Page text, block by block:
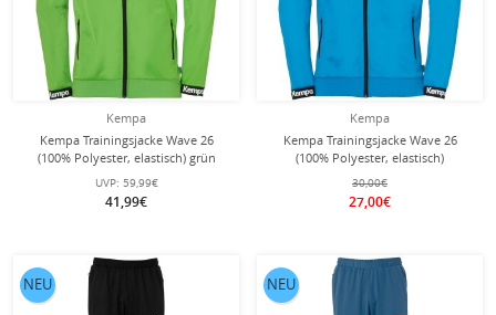
Kempa
Kempa Trainingsjacke Wave 26
(100% Polyester, elastisch) grün
Herren
UVP: 59,99€
41,99€
Kempa
Kempa Trainingsjacke Wave 26
(100% Polyester, elastisch)
kempablau Herren
30,00€
27,00€
NEU NEU